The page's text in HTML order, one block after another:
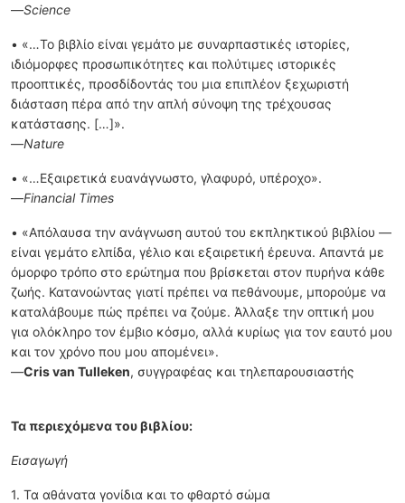
—Science
• «…Το βιβλίο είναι γεμάτο με συναρπαστικές ιστορίες,
ιδιόμορφες προσωπικότητες και πολύτιμες ιστορικές
προοπτικές, προσδίδοντάς του μια επιπλέον ξεχωριστή
διάσταση πέρα από την απλή σύνοψη της τρέχουσας
κατάστασης. […]».
—Nature
• «…Εξαιρετικά ευανάγνωστο, γλαφυρό, υπέροχο».
—Financial Times
• «Απόλαυσα την ανάγνωση αυτού του εκπληκτικού βιβλίου —
είναι γεμάτο ελπίδα, γέλιο και εξαιρετική έρευνα. Απαντά με
όμορφο τρόπο στο ερώτημα που βρίσκεται στον πυρήνα κάθε
ζωής. Κατανοώντας γιατί πρέπει να πεθάνουμε, μπορούμε να
καταλάβουμε πώς πρέπει να ζούμε. Άλλαξε την οπτική μου
για ολόκληρο τον έμβιο κόσμο, αλλά κυρίως για τον εαυτό μου
και τον χρόνο που μου απομένει».
—Cris van Tulleken, συγγραφέας και τηλεπαρουσιαστής
Τα περιεχόμενα του βιβλίου:
Εισαγωγή
1. Τα αθάνατα γονίδια και το φθαρτό σώμα